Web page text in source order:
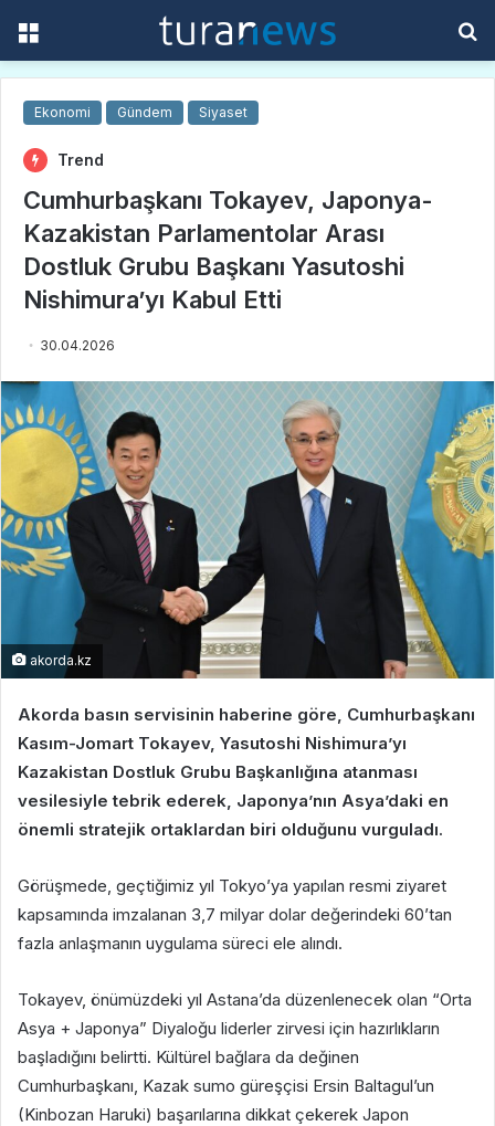
Ekonomi Gündem Siyaset
Trend
Cumhurbaşkanı Tokayev, Japonya-
Kazakistan Parlamentolar Arası
Dostluk Grubu Başkanı Yasutoshi
Nishimura’yı Kabul Etti
30.04.2026
akorda.kz
Akorda basın servisinin haberine göre, Cumhurbaşkanı
Kasım-Jomart Tokayev, Yasutoshi Nishimura’yı
Kazakistan Dostluk Grubu Başkanlığına atanması
vesilesiyle tebrik ederek, Japonya’nın Asya’daki en
önemli stratejik ortaklardan biri olduğunu vurguladı.
Görüşmede, geçtiğimiz yıl Tokyo’ya yapılan resmi ziyaret
kapsamında imzalanan 3,7 milyar dolar değerindeki 60’tan
fazla anlaşmanın uygulama süreci ele alındı.
Tokayev, önümüzdeki yıl Astana’da düzenlenecek olan “Orta
Asya + Japonya” Diyaloğu liderler zirvesi için hazırlıkların
başladığını belirtti. Kültürel bağlara da değinen
Cumhurbaşkanı, Kazak sumo güreşçisi Ersin Baltagul’un
(Kinbozan Haruki) başarılarına dikkat çekerek Japon